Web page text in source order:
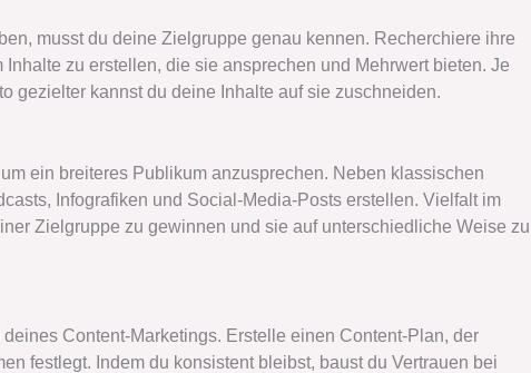
musst du deine Zielgruppe genau kennen. Recherchiere ihre
zu erstellen, die sie ansprechen und Mehrwert bieten. Je
gezielter kannst du deine Inhalte auf sie zuschneiden.
ein breiteres Publikum anzusprechen. Neben klassischen
Infografiken und Social-Media-Posts erstellen. Vielfalt im
Zielgruppe zu gewinnen und sie auf unterschiedliche Weise zu
Content-Marketings. Erstelle einen Content-Plan, der
festlegt. Indem du konsistent bleibst, baust du Vertrauen bei